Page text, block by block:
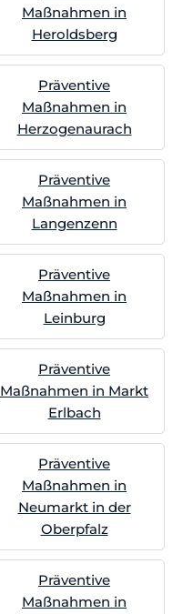
Maßnahmen in
Heroldsberg
Präventive
Maßnahmen in
Herzogenaurach
Präventive
Maßnahmen in
Langenzenn
Präventive
Maßnahmen in
Leinburg
Präventive
Maßnahmen in Markt
Erlbach
Präventive
Maßnahmen in
Neumarkt in der
Oberpfalz
Präventive
Maßnahmen in